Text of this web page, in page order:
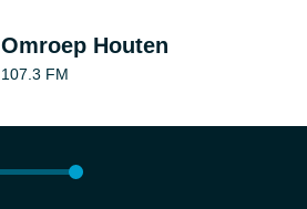
Omroep Houten
107.3 FM